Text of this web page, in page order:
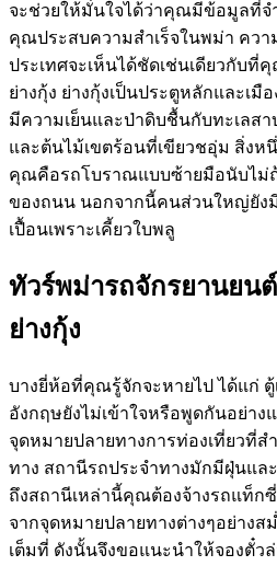
จะช่วยให้มั่นใจได้ว่าคุณมีข้อมูลที่จ
คุณประสบความสำเร็จในพม่า ควา
ประเทศจะเห็นได้ชัดเช่นเดียวกับ
ย่างกุ้ง ย่างกุ้งเป็นประตูหลักและเมื
มีความเย็นและป่าดิบชื้นกับทะเลส
และต้นไม้เขตร้อนที่เขียวชอุ่ม สิ่งห
คุณคือรถโบราณแบบซ้ายมือนับไม่
ของถนน นอกจากนี้คนส่วนใหญ่ยัง
เปื้อนเพราะเคี้ยวใบพลู
ทัวร์พม่ารถจักรยานยน
ย่างกุ้ง
บางยี่ห้อที่คุณรู้จักจะหายไป ได้แก่
อังกฤษยังไม่เข้าใจหรือพูดกันอย่า
จุดหมายปลายทางการท่องเที่ยวที่ส
ทาง สถานีรถประจำทางมักมีฝุ่นแล
ถึงสถานีเหล่านี้คุณต้องจ้างรถแท็ก
จากจุดหมายปลายทางต่างๆอย่างส
เต็มที่ ดังนั้นจึงขอแนะนำให้จองตั๋ว